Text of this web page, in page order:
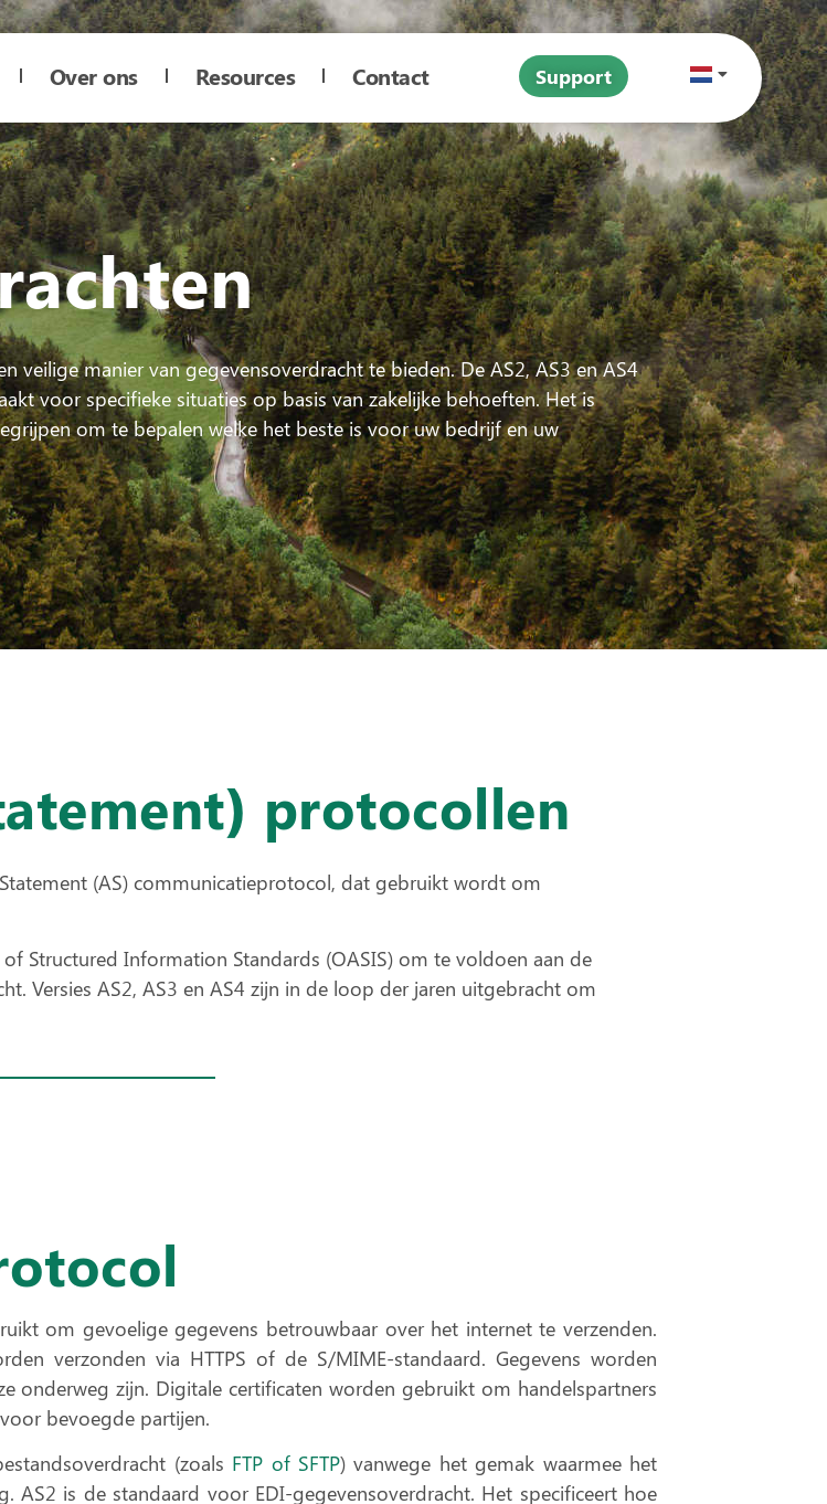
Over ons Resources Contact Support
manier van gegevensoverdracht te bieden. De AS2, AS3 en AS4
voor specifieke situaties op basis van zakelijke behoeften. Het is
om te bepalen welke het beste is voor uw bedrijf en uw
protocollen
(AS) communicatieprotocol, dat gebruikt wordt om
Structured Information Standards (OASIS) om te voldoen aan de
Versies AS2, AS3 en AS4 zijn in de loop der jaren uitgebracht om
om gevoelige gegevens betrouwbaar over het internet te verzenden.
verzonden via HTTPS of de S/MIME-standaard. Gegevens worden
onderweg zijn. Digitale certificaten worden gebruikt om handelspartners
bevoegde partijen.
(zoals FTP of SFTP) vanwege het gemak waarmee het
. AS2 is de standaard voor EDI-gegevensoverdracht. Het specificeert hoe